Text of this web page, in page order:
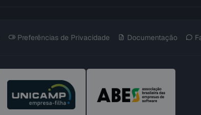
Preferências de Privacidade Documentação